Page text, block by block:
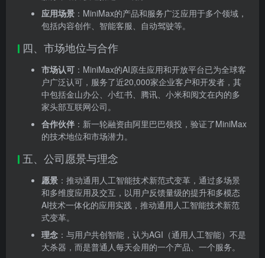
应用场景 ：MiniMax的产品和服务广泛应用于多个领域，
包括内容创作、智能客服、自动驾驶等。
四、市场地位与合作
市场认可 ：MiniMax的AI原生应用和开放平台已为全球客
户广泛认可，服务了近20,000家企业客户和开发者，其
中包括金山办公、小红书、腾讯、小米和阅文在内的多
家头部互联网公司。
合作伙伴 ：新一轮融资由阿里巴巴领投，验证了MiniMax
的技术地位和市场潜力。
五、公司愿景与理念
愿景 ：推动通用人工智能技术新范式变革，通过多场景
和多维度应用及交互，以用户反馈量级的提升和多模态
AI技术一体化的应用实践，推动通用人工智能技术新范
式变革。
理念 ：与用户共创智能，认为AGI（通用人工智能）不是
大杀器，而是普通人每天会用的一个产品、一个服务。